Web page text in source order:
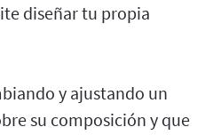
diseñar tu propia
y ajustando un
su composición y que